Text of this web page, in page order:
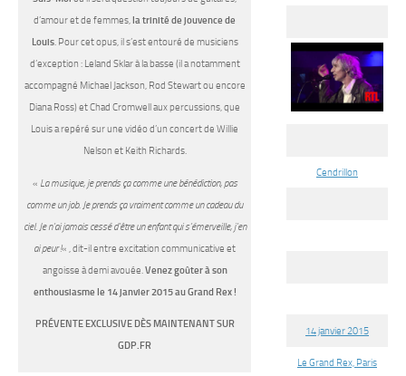
d’amour et de femmes,la trinité de jouvence de
Louis. Pour cet opus, il s’est entouré de musiciens
d’exception : Leland Sklar à la basse (il a notamment
accompagné Michael Jackson, Rod Stewart ou encore
Diana Ross) et Chad Cromwell aux percussions, que
Louis a repéré sur une vidéo d’un concert de Willie
Nelson et Keith Richards.
« La musique, je prends ça comme une bénédiction, pas
comme un job. Je prends ça vraiment comme un cadeau du
ciel. Je n’ai jamais cessé d’être un enfant qui s’émerveille, j’en
ai peur !« , dit-il entre excitation communicative et
angoisse à demi avouée. Venez goûter à son
enthousiasme le 14 janvier 2015 au Grand Rex !
PRÉVENTE EXCLUSIVE DÈS MAINTENANT SUR
GDP.FR
Cendrillon
14 janvier 2015
Le Grand Rex, Paris